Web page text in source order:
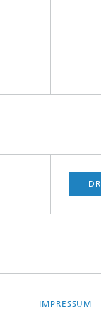
IMPRESSUM